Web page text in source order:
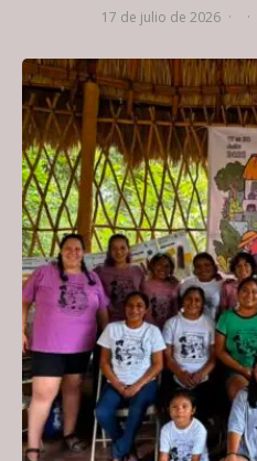
17 de julio de 2026 · ·